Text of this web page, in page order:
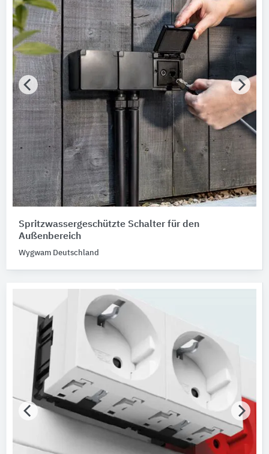
Spritzwassergeschützte Schalter für den
Außenbereich
Wygwam Deutschland